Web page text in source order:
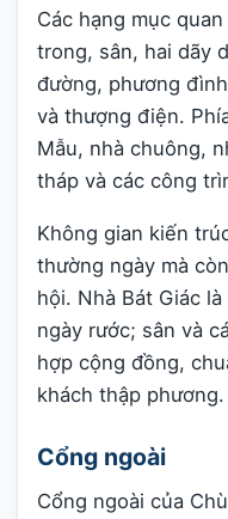
Các hạng mục
trong, sân, hai dãy
đường, phương
và thượng điện.
Mẫu, nhà chuông,
tháp và các công
Không gian kiến
thường ngày mà
hội. Nhà Bát Giác
ngày rước; sân và
hợp cộng đồng,
khách thập phương.
Cổng ngoài
Cổng ngoài của